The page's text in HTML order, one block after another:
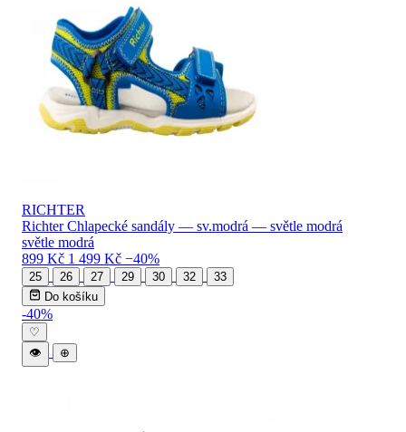
RICHTER
Richter Chlapecké sandály — sv.modrá — světle modrá
světle modrá
899 Kč 1 499 Kč −40%
25 26 27 29 30 32
33
Do košíku
-40%
♡
👁
⊕